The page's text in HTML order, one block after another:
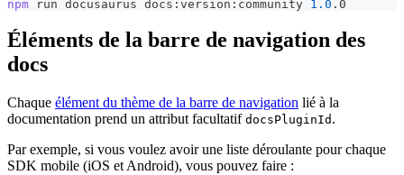
npm run docusaurus docs:version:community 1.0 .0
Éléments de la barre de navigation des
docs
Chaque élément du thème de la barre de navigation lié à la
documentation prend un attribut facultatif docsPluginId .
Par exemple, si vous voulez avoir une liste déroulante pour chaque
SDK mobile (iOS et Android), vous pouvez faire :